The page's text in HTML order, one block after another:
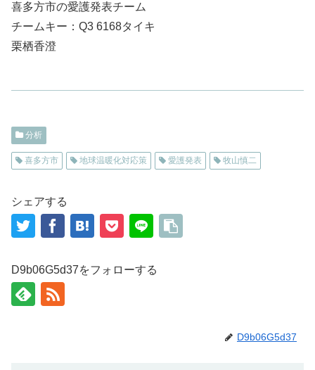
喜多方市の愛護発表チーム
チームキー：Q3 6168タイキ
栗栖香澄
分析
喜多方市 地球温暖化対応策 愛護発表 牧山慎二
シェアする
D9b06G5d37をフォローする
D9b06G5d37